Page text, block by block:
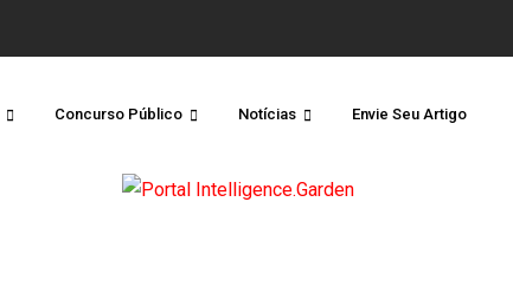
Concurso Público Notícias Envie Seu Artigo